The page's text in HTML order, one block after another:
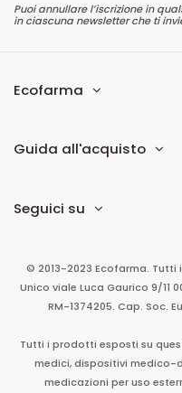
Puoi annullare l’iscrizione in
in ciascuna newsletter che ti
Ecofarma
Guida all'acquisto
Seguici su
© 2013-2023 Ecofarma. Tutti
Unico viale Luca Gaurico 9/11
RM-1374205. Cap. Soc.
Tutti i prodotti esposti su
medici, dispositivi medico-
medicazioni per uso